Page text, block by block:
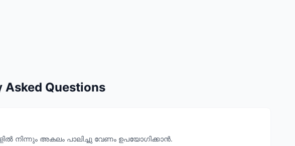
Asked Questions
നിന്നും അകലം പാലിച്ചു വേണം ഉപയോഗിക്കാൻ.